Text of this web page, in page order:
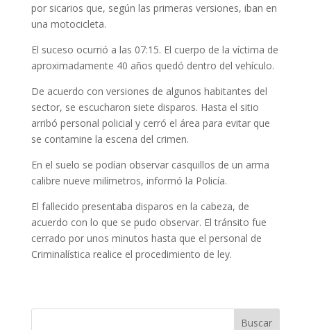
por sicarios que, según las primeras versiones, iban en
una motocicleta.
El suceso ocurrió a las 07:15. El cuerpo de la víctima de
aproximadamente 40 años quedó dentro del vehículo.
De acuerdo con versiones de algunos habitantes del
sector, se escucharon siete disparos. Hasta el sitio
arribó personal policial y cerró el área para evitar que
se contamine la escena del crimen.
En el suelo se podían observar casquillos de un arma
calibre nueve milímetros, informó la Policía.
El fallecido presentaba disparos en la cabeza, de
acuerdo con lo que se pudo observar. El tránsito fue
cerrado por unos minutos hasta que el personal de
Criminalística realice el procedimiento de ley.
Buscar